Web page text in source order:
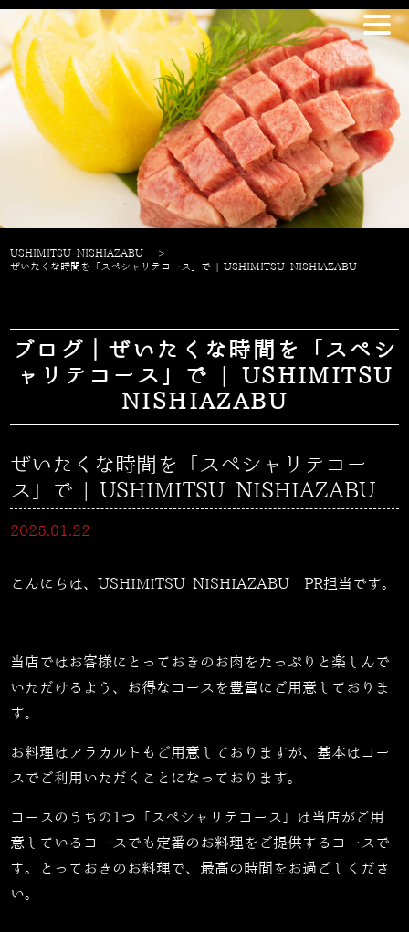
USHIMITSU NISHIAZABU
>
ぜいたくな時間を「スペシャリテコース」で | USHIMITSU NISHIAZABU
ブログ｜ぜいたくな時間を「スペシ
ャリテコース」で | USHIMITSU
NISHIAZABU
ぜいたくな時間を「スペシャリテコー
ス」で | USHIMITSU NISHIAZABU
2025.01.22
こんにちは、USHIMITSU NISHIAZABU PR担当です。
当店ではお客様にとっておきのお肉をたっぷりと楽しんで
いただけるよう、お得なコースを豊富にご用意しておりま
す。
お料理はアラカルトもご用意しておりますが、基本はコー
スでご利用いただくことになっております。
コースのうちの 1つ「スペシャリテコース」は当店がご用
意しているコースでも定番のお料理をご提供するコースで
す。とっておきのお料理で、最高の時間をお過ごしくださ
い。